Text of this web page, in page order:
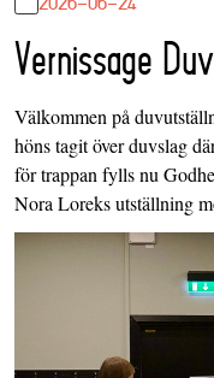
Vernissage
Välkommen på
höns tagit över duvslag
för trappan fylls nu
Nora Loreks utställning